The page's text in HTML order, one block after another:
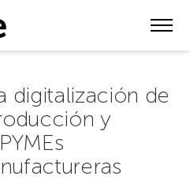
digitalización de
y